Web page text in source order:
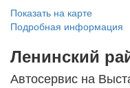
Показать на карте
Подробная информация
Ленинский
Автосервис на